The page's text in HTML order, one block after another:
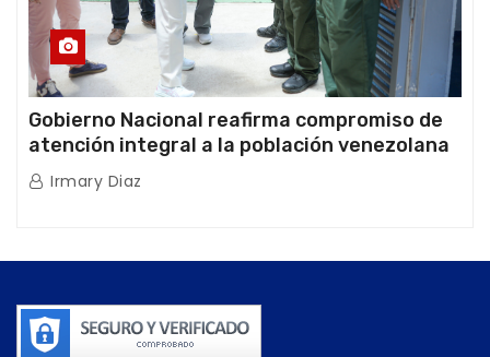
Gobierno Nacional reafirma compromiso de
atención integral a la población venezolana
tras doblete sísmico
Irmary Diaz